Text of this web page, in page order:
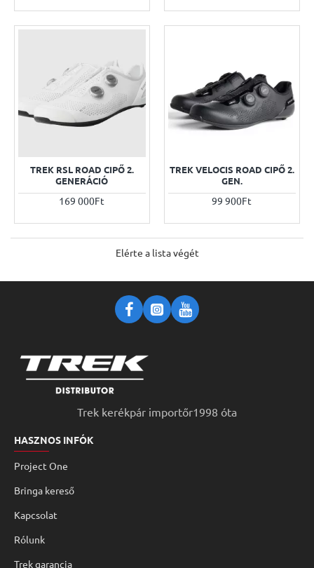
TREK RSL ROAD CIPŐ 2.
GENERÁCIÓ
169 000Ft
TREK VELOCIS ROAD CIPŐ 2.
GEN.
99 900Ft
Elérte a lista végét
Trek kerékpár importőr1998 óta
HASZNOS INFÓK
Project One
Bringa kereső
Kapcsolat
Rólunk
Trek garancia